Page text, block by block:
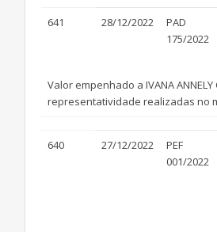
641 28/12/2022
PAD
175/2022
Valor empenhado a IVANA
representatividade realizadas no
640 27/12/2022
PEF
001/2022